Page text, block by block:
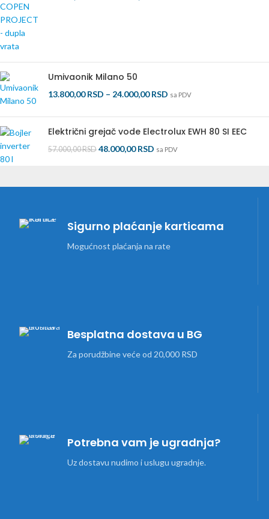
Umivaonik Milano 50
13.800,00RSD – 24.000,00RSD sa PDV
Električni grejač vode Electrolux EWH 80 SI EEC
57.000,00RSD 48.000,00RSD sa PDV
Sigurno plaćanje karticama
Mogućnost plaćanja na rate
Besplatna dostava u BG
Za porudžbine veće od 20,000 RSD
Potrebna vam je ugradnja?
Uz dostavu nudimo i uslugu ugradnje.